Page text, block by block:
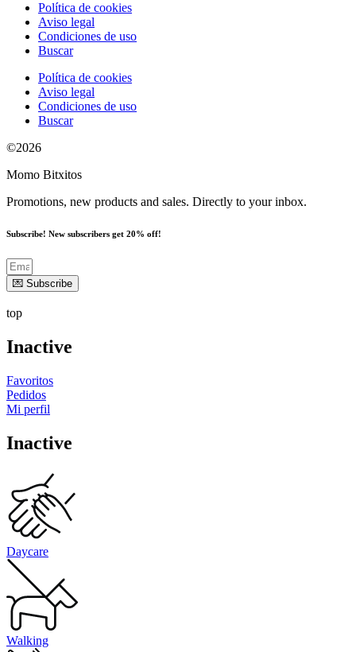
Política de cookies
Aviso legal
Condiciones de uso
Buscar
Política de cookies
Aviso legal
Condiciones de uso
Buscar
©2026
Momo Bitxitos
Promotions, new products and sales. Directly to your inbox.
Subscribe! New subscribers get 20% off!
💌 Subscribe
top
Inactive
Favoritos
Pedidos
Mi perfil
Inactive
Daycare
Walking